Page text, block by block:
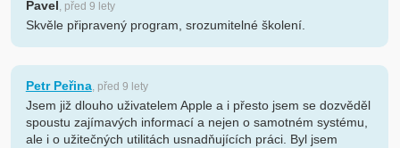
Pavel, před 9 lety
Skvěle připravený program, srozumitelné školení.
Petr Peřina, před 9 lety
Jsem již dlouho uživatelem Apple a i přesto jsem se dozvěděl
spoustu zajímavých informací a nejen o samotném systému,
ale i o užitečných utilitách usnadňujících práci. Byl jsem